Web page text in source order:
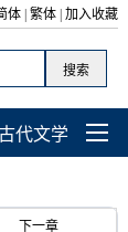
体 |繁体 |加入收藏
代文学
下一章